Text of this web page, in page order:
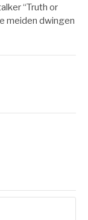
“Truth or
meiden dwingen